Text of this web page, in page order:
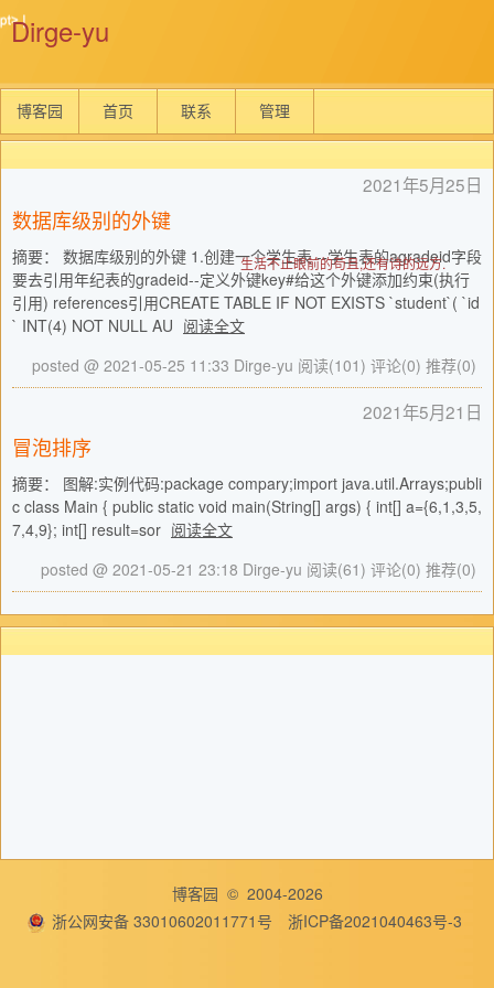
Dirge-yu
生活不止眼前的苟且,还有诗的远方.
博客园 首页 联系 管理
2021年5月25日
数据库级别的外键
摘要： 数据库级别的外键 1.创建一个学生表 --学生表的agradeid字段
要去引用年纪表的gradeid--定义外键key#给这个外键添加约束(执行
引用) references引用CREATE TABLE IF NOT EXISTS `student`( `id
` INT(4) NOT NULL AU 阅读全文
posted @ 2021-05-25 11:33 Dirge-yu 阅读(101) 评论(0) 推荐(0)
2021年5月21日
冒泡排序
摘要： 图解:实例代码:package compary;import java.util.Arrays;publi
c class Main { public static void main(String[] args) { int[] a={6,1,3,5,
7,4,9}; int[] result=sor 阅读全文
posted @ 2021-05-21 23:18 Dirge-yu 阅读(61) 评论(0) 推荐(0)
博客园 © 2004-2026
浙公网安备 33010602011771号
浙ICP备2021040463号-3